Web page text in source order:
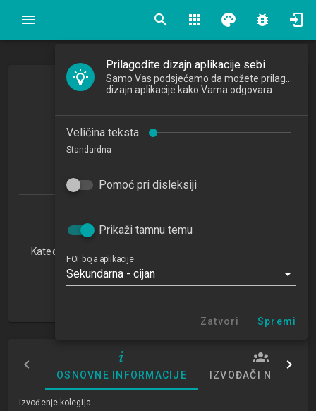
search apps palette bug_report
Upravljanje znanjem
Knowledge Management
2013/2014
Katedra za teorijske i primijenjene osnove informacijskih
znanosti
RI
OSNOVNE INFORMACIJE IZVOĐAČI NASTAVE
Izvođenje kolegija
Prilagodite dizajn aplikacije sebi
dizajn aplikacije kako Vama odgovara.
Veličina teksta
Standardna
Pomoć pri disleksiji
Prikaži tamnu temu
FOI boja aplikacije
Sekundarna - cijan
Zatvori Spremi